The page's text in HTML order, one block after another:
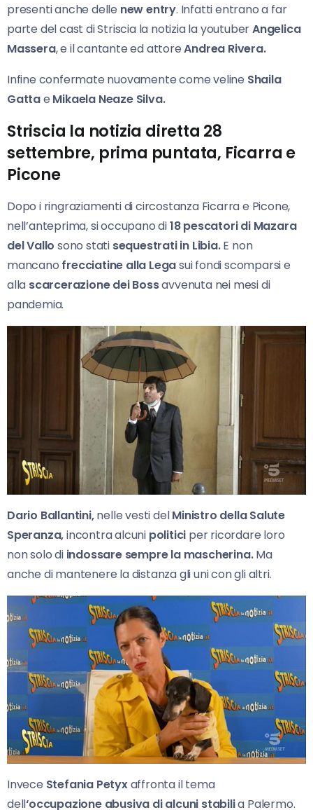
presenti anche delle new entry. Infatti entrano a far
parte del cast di Striscia la notizia la youtuberAngelica
Massera, e il cantante ed attoreAndrea Rivera.
Infine confermate nuovamente come veline Shaila
Gattae Mikaela Neaze Silva.
Striscia la notizia diretta 28
settembre, prima puntata, Ficarra e
Picone
Dopo i ringraziamenti di circostanza Ficarra e Picone,
nell’anteprima, si occupano di18 pescatori di Mazara
del Vallo sono stati sequestrati in Libia.E non
mancano frecciatine alla Legasui fondi scomparsi e
alla scarcerazione dei Bossavvenuta nei mesi di
pandemia.
Dario Ballantini,nelle vesti delMinistro della Salute
Speranza,incontra alcuni politici per ricordare loro
non solo diindossare sempre la mascherina.Ma
anche di mantenere la distanza gli uni con gli altri.
Invece Stefania Petyxaffronta il tema
dell‘occupazione abusiva di alcuni stabilia Palermo.